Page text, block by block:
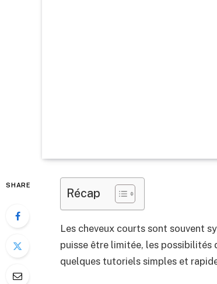
SHARE
Récap
Les cheveux courts sont souvent
puisse être limitée, les
quelques tutoriels simples et